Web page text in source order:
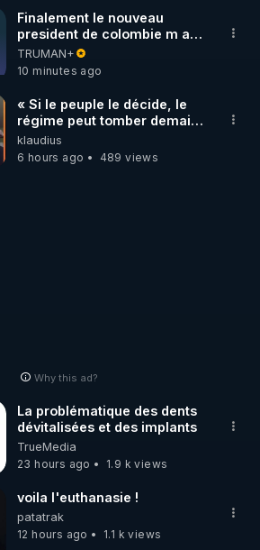
Finalement le nouveau
president de colombie m a
mis des chemtrails au
dessus de chez moi. Il n y en
avait jamais avant.
TRUMAN+
10 minutes ago
« Si le peuple le décide, le
régime peut tomber demain !
»
klaudius
6 hours ago
489 views
Why this ad?
La problématique des dents
dévitalisées et des implants
TrueMedia
23 hours ago
1.9 k views
voila l'euthanasie !
patatrak
12 hours ago
1.1 k views